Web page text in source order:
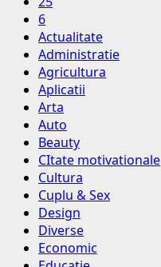
6
Actualitate
Administratie
Agricultura
Aplicatii
Arta
Auto
Beauty
CItate motivationale
Cultura
Cuplu & Sex
Design
Diverse
Economic